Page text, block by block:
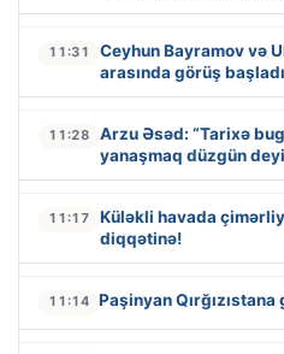
11:31
Ceyhun Bayramov və
arasında görüş başladı
11:28
Arzu Əsəd: “Tarixə
yanaşmaq düzgün
11:17
Küləkli havada
diqqətinə!
11:14 Paşinyan Qırğızıstana